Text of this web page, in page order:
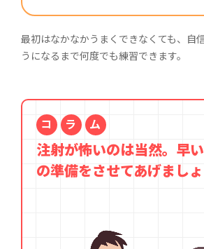
最初はなかなかうまくできなくても、自
うになるまで何度でも練習できます。
コ ラ ム
注射が怖いのは当然。早
の準備をさせてあげましょ